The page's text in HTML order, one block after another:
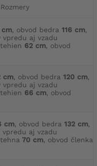
Rozmery
cm, obvod bedra 116 cm,
vpredu aj vzadu
62 cm, obvod
cm, obvod bedra 120 cm,
vpredu aj vzadu
66 cm, obvod
cm, obvod bedra 132 cm,
vpredu aj vzadu
70 cm, obvod členka